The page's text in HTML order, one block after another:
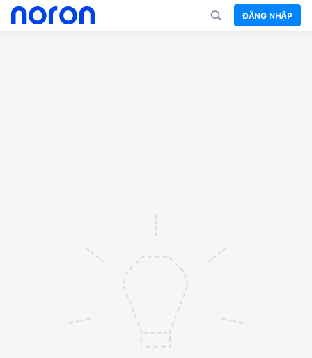
ĐĂNG NHẬP